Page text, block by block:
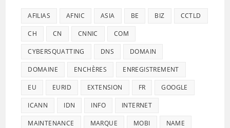
AFILIAS AFNIC ASIA BE BIZ CCTLD
CH CN CNNIC COM
CYBERSQUATTING DNS DOMAIN
DOMAINE ENCHÈRES ENREGISTREMENT
EU EURID EXTENSION FR GOOGLE
ICANN IDN INFO INTERNET
MAINTENANCE MARQUE MOBI NAME